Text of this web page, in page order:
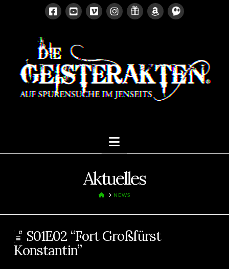
Navigation
Aktuelles
HOMENEWS
S01E02 “Fort Großfürst
Konstantin”